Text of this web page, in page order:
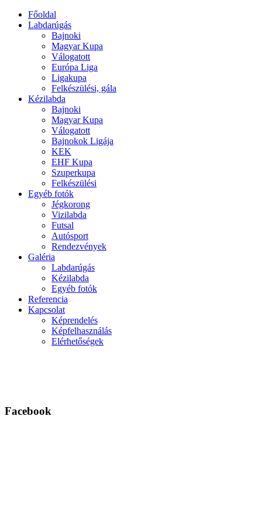
Főoldal
Labdarúgás
Bajnoki
Magyar Kupa
Válogatott
Európa Liga
Ligakupa
Felkészülési, gála
Kézilabda
Bajnoki
Magyar Kupa
Válogatott
Bajnokok Ligája
KEK
EHF Kupa
Szuperkupa
Felkészülési
Egyéb fotók
Jégkorong
Vizilabda
Futsal
Autósport
Rendezvények
Galéria
Labdarúgás
Kézilabda
Egyéb fotók
Referencia
Kapcsolat
Képrendelés
Képfelhasználás
Elérhetőségek
Facebook